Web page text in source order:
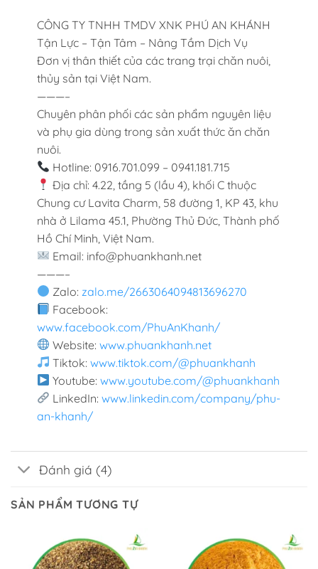
CÔNG TY TNHH TMDV XNK PHÚ AN KHÁNH
Tận Lực – Tận Tâm – Nâng Tầm Dịch Vụ
Đơn vị thân thiết của các trang trại chăn nuôi,
thủy sản tại Việt Nam.
———–
Chuyên phân phối các sản phẩm nguyên liệu
và phụ gia dùng trong sản xuất thức ăn chăn
nuôi.
Hotline: 0916.701.099 – 0941.181.715
Địa chỉ: 4.22, tầng 5 (lầu 4), khối C thuộc
Chung cư Lavita Charm, 58 đường 1, KP 43, khu
nhà ở Lilama 45.1, Phường Thủ Đức, Thành phố
Hồ Chí Minh, Việt Nam.
Email: info@phuankhanh.net
———–
Zalo: zalo.me/2663064094813696270
Facebook:
www.facebook.com/PhuAnKhanh/
Website:www.phuankhanh.net
Tiktok:www.tiktok.com/@phuankhanh
Youtube:www.youtube.com/@phuankhanh
LinkedIn:www.linkedin.com/company/phu-
an-khanh/
Đánh giá (4)
SẢN PHẨM TƯƠNG TỰ